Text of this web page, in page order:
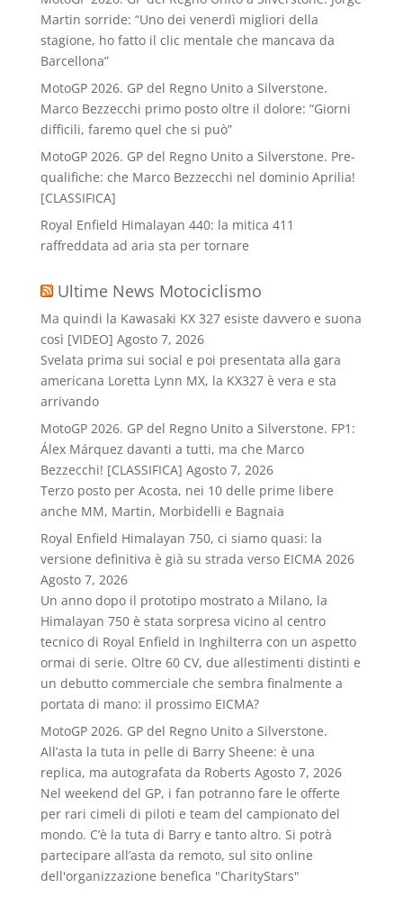
Martin sorride: “Uno dei venerdì migliori della
stagione, ho fatto il clic mentale che mancava da
Barcellona”
MotoGP 2026. GP del Regno Unito a Silverstone.
Marco Bezzecchi primo posto oltre il dolore: “Giorni
difficili, faremo quel che si può”
MotoGP 2026. GP del Regno Unito a Silverstone. Pre-
qualifiche: che Marco Bezzecchi nel dominio Aprilia!
[CLASSIFICA]
Royal Enfield Himalayan 440: la mitica 411
raffreddata ad aria sta per tornare
Ultime News Motociclismo
Ma quindi la Kawasaki KX 327 esiste davvero e suona
così [VIDEO] Agosto 7, 2026
Svelata prima sui social e poi presentata alla gara
americana Loretta Lynn MX, la KX327 è vera e sta
arrivando
MotoGP 2026. GP del Regno Unito a Silverstone. FP1:
Álex Márquez davanti a tutti, ma che Marco
Bezzecchi! [CLASSIFICA] Agosto 7, 2026
Terzo posto per Acosta, nei 10 delle prime libere
anche MM, Martin, Morbidelli e Bagnaia
Royal Enfield Himalayan 750, ci siamo quasi: la
versione definitiva è già su strada verso EICMA 2026
Agosto 7, 2026
Un anno dopo il prototipo mostrato a Milano, la
Himalayan 750 è stata sorpresa vicino al centro
tecnico di Royal Enfield in Inghilterra con un aspetto
ormai di serie. Oltre 60 CV, due allestimenti distinti e
un debutto commerciale che sembra finalmente a
portata di mano: il prossimo EICMA?
MotoGP 2026. GP del Regno Unito a Silverstone.
All’asta la tuta in pelle di Barry Sheene: è una
replica, ma autografata da Roberts Agosto 7, 2026
Nel weekend del GP, i fan potranno fare le offerte
per rari cimeli di piloti e team del campionato del
mondo. C’è la tuta di Barry e tanto altro. Si potrà
partecipare all’asta da remoto, sul sito online
dell'organizzazione benefica "CharityStars"